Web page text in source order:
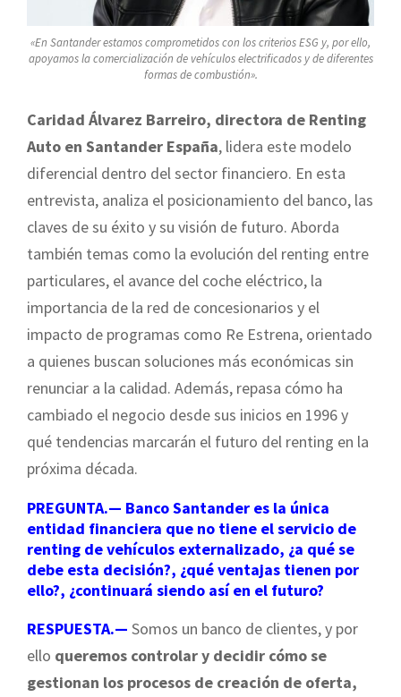
«En Santander estamos comprometidos con los criterios ESG y, por ello,
apoyamos la comercialización de vehículos electrificados y de diferentes
formas de combustión».
Caridad Álvarez Barreiro, directora de Renting
Auto en Santander España, lidera este modelo
diferencial dentro del sector financiero. En esta
entrevista, analiza el posicionamiento del banco, las
claves de su éxito y su visión de futuro. Aborda
también temas como la evolución del renting entre
particulares, el avance del coche eléctrico, la
importancia de la red de concesionarios y el
impacto de programas como Re Estrena, orientado
a quienes buscan soluciones más económicas sin
renunciar a la calidad. Además, repasa cómo ha
cambiado el negocio desde sus inicios en 1996 y
qué tendencias marcarán el futuro del renting en la
próxima década.
PREGUNTA.— Banco Santander es la única
entidad financiera que no tiene el servicio de
renting de vehículos externalizado, ¿a qué se
debe esta decisión?, ¿qué ventajas tienen por
ello?, ¿continuará siendo así en el futuro?
RESPUESTA.— Somos un banco de clientes, y por
ello queremos controlar y decidir cómo se
gestionan los procesos de creación de oferta,